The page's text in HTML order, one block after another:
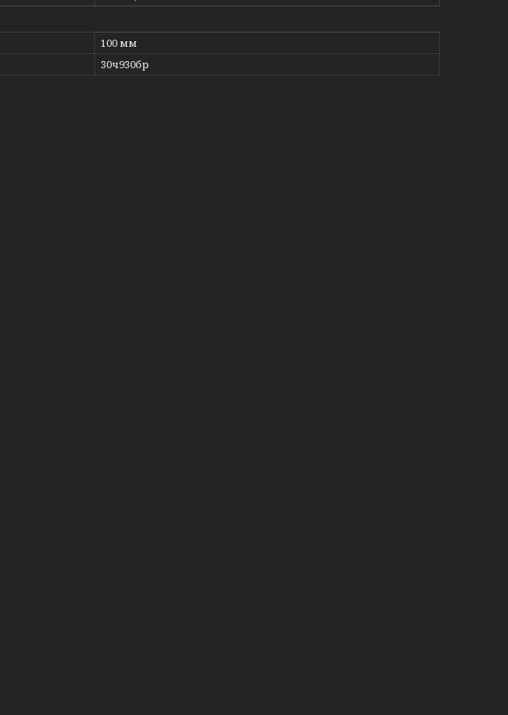
100 мм
30ч930бр